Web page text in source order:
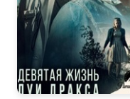
6.7 6.3